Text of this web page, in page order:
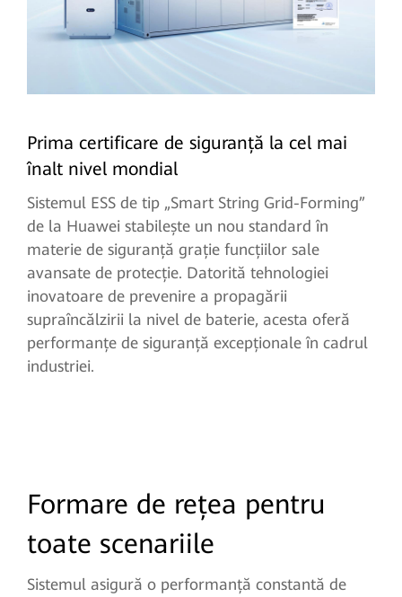
Prima certificare de siguranță la cel mai
înalt nivel mondial
Sistemul ESS de tip „Smart String Grid-Forming”
de la Huawei stabilește un nou standard în
materie de siguranță grație funcțiilor sale
avansate de protecție. Datorită tehnologiei
inovatoare de prevenire a propagării
supraîncălzirii la nivel de baterie, acesta oferă
performanțe de siguranță excepționale în cadrul
industriei.
Formare de rețea pentru
toate scenariile
Sistemul asigură o performanță constantă de